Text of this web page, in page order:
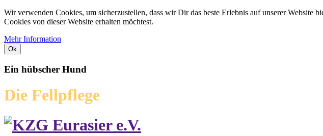
Wir verwenden Cookies, um sicherzustellen, dass wir Dir das beste Erlebnis auf unserer
Cookies von dieser Website erhalten möchtest.
Mehr Information
Ok
Ein hübscher Hund
Die Fellpflege